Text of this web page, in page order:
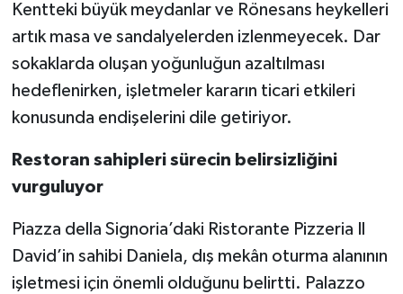
Kentteki büyük meydanlar ve Rönesans heykelleri
artık masa ve sandalyelerden izlenmeyecek. Dar
sokaklarda oluşan yoğunluğun azaltılması
hedeflenirken, işletmeler kararın ticari etkileri
konusunda endişelerini dile getiriyor.
Restoran sahipleri sürecin belirsizliğini
vurguluyor
Piazza della Signoria’daki Ristorante Pizzeria Il
David’in sahibi Daniela, dış mekân oturma alanının
işletmesi için önemli olduğunu belirtti. Palazzo